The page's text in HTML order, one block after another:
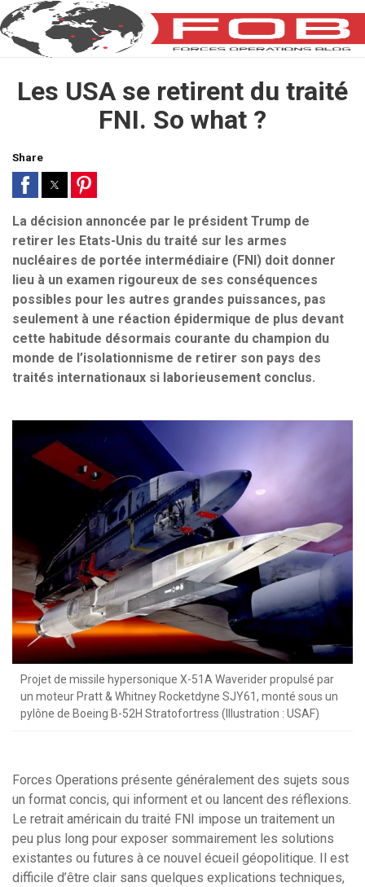
Les USA se retirent du traité
FNI. So what ?
Share
La décision annoncée par le président Trump de
retirer les Etats-Unis du traité sur les armes
nucléaires de portée intermédiaire (FNI) doit donner
lieu à un examen rigoureux de ses conséquences
possibles pour les autres grandes puissances, pas
seulement à une réaction épidermique de plus devant
cette habitude désormais courante du champion du
monde de l’isolationnisme de retirer son pays des
traités internationaux si laborieusement conclus.
Projet de missile hypersonique X-51A Waverider propulsé par
un moteur Pratt & Whitney Rocketdyne SJY61, monté sous un
pylône de Boeing B-52H Stratofortress (Illustration : USAF)
Forces Operations présente généralement des sujets sous
un format concis, qui informent et ou lancent des réflexions.
Le retrait américain du traité FNI impose un traitement un
peu plus long pour exposer sommairement les solutions
existantes ou futures à ce nouvel écueil géopolitique. Il est
difficile d’être clair sans quelques explications techniques,